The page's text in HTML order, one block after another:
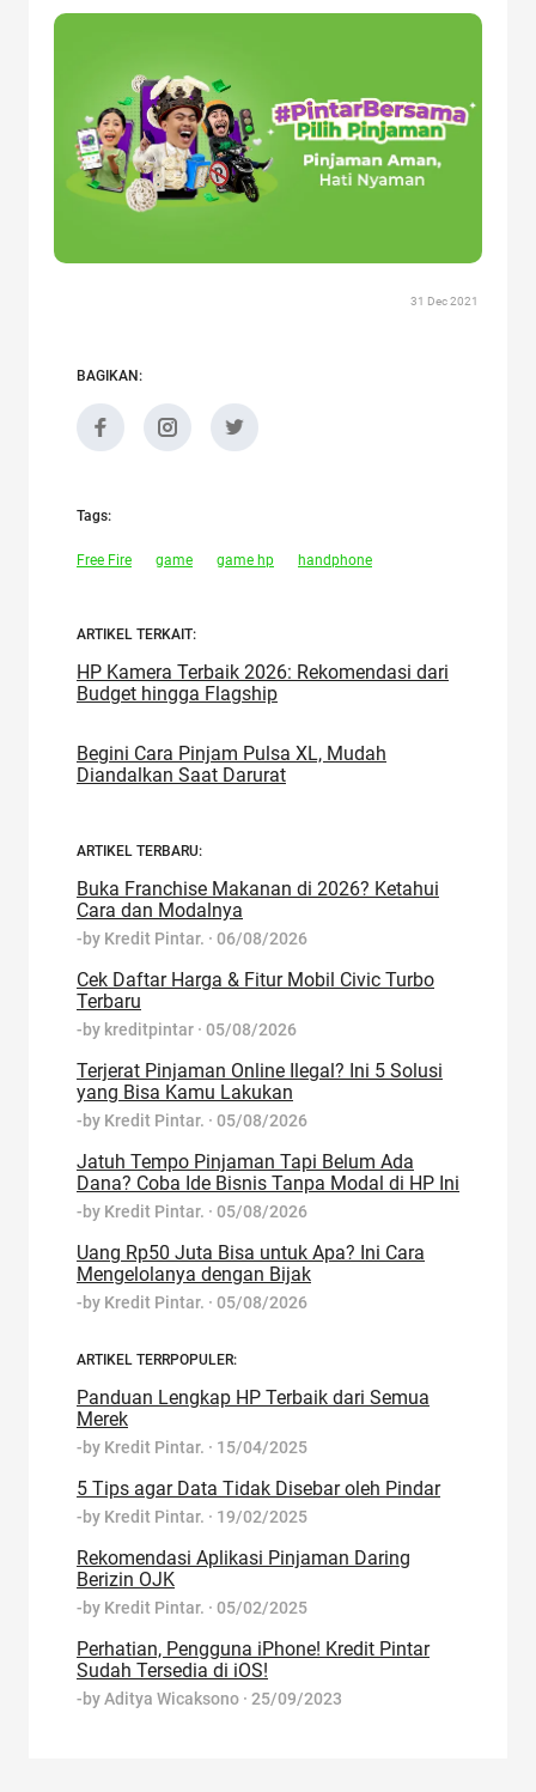
31 Dec 2021
BAGIKAN:
Tags:
Free Fire game game hp handphone
ARTIKEL TERKAIT:
HP Kamera Terbaik 2026: Rekomendasi dari
Budget hingga Flagship
Begini Cara Pinjam Pulsa XL, Mudah
Diandalkan Saat Darurat
ARTIKEL TERBARU:
Buka Franchise Makanan di 2026? Ketahui
Cara dan Modalnya
-by Kredit Pintar. · 06/08/2026
Cek Daftar Harga & Fitur Mobil Civic Turbo
Terbaru
-by kreditpintar · 05/08/2026
Terjerat Pinjaman Online Ilegal? Ini 5 Solusi
yang Bisa Kamu Lakukan
-by Kredit Pintar. · 05/08/2026
Jatuh Tempo Pinjaman Tapi Belum Ada
Dana? Coba Ide Bisnis Tanpa Modal di HP Ini
-by Kredit Pintar. · 05/08/2026
Uang Rp50 Juta Bisa untuk Apa? Ini Cara
Mengelolanya dengan Bijak
-by Kredit Pintar. · 05/08/2026
ARTIKEL TERRPOPULER:
Panduan Lengkap HP Terbaik dari Semua
Merek
-by Kredit Pintar. · 15/04/2025
5 Tips agar Data Tidak Disebar oleh Pindar
-by Kredit Pintar. · 19/02/2025
Rekomendasi Aplikasi Pinjaman Daring
Berizin OJK
-by Kredit Pintar. · 05/02/2025
Perhatian, Pengguna iPhone! Kredit Pintar
Sudah Tersedia di iOS!
-byAditya Wicaksono · 25/09/2023